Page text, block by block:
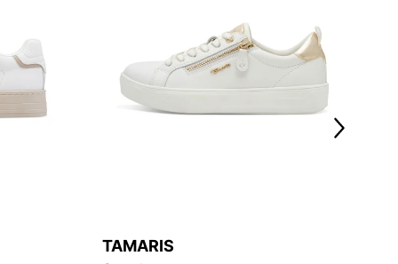
TAMARIS